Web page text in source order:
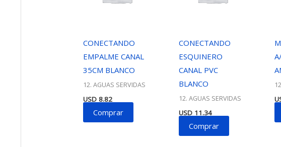
CONECTANDO
EMPALME CANAL
35CM BLANCO
12. AGUAS SERVIDAS
USD8.82
Comprar
CONECTANDO
ESQUINERO
CANAL PVC
BLANCO
12. AGUAS SERVIDAS
USD11.34
Comprar